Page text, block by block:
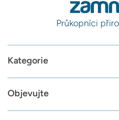
Průkopníci
Kategorie
Objevujte